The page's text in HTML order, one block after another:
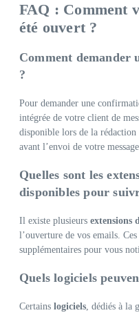
FAQ : Comment
été ouvert ?
Comment demander
?
Pour demander une
intégrée de votre client de
disponible lors de la rédaction
avant l’envoi de votre
Quelles sont les
disponibles pour
Il existe plusieurs extensions
l’ouverture de vos emails.
supplémentaires pour vous
Quels logiciels
Certains logiciels, dédiés à la